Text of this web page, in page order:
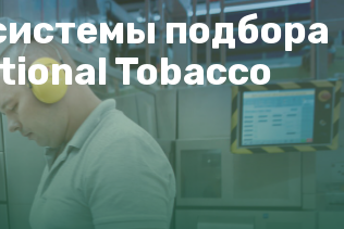
подбора
Tobacco